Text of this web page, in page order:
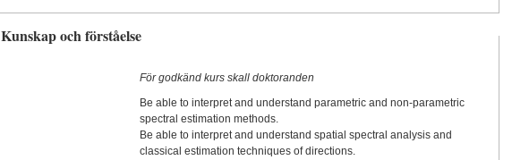
Kunskap och förståelse
För godkänd kurs skall doktoranden
Be able to interpret and understand parametric and non-parametric
spectral estimation methods.
Be able to interpret and understand spatial spectral analysis and
classical estimation techniques of directions.